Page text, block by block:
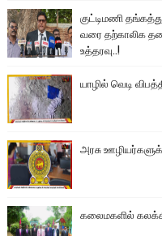
குட்டிமணி
வரை தற்காலிக
உத்தரவு..!
யாழில் வெடி
அரசு
கலைமகளில்